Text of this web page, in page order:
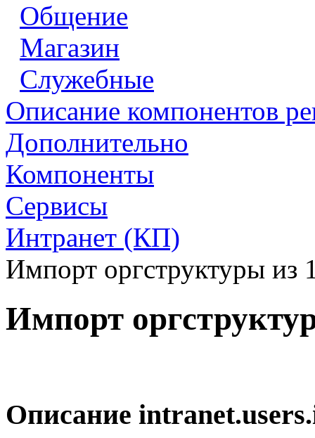
Общение
Магазин
Служебные
Описание компонентов
Дополнительно
Компоненты
Сервисы
Интранет (КП)
Импорт оргструктуры
Импорт
Описание